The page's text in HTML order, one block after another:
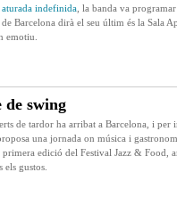
aturada indefinida , la banda va
Barcelona dirà el seu últim és la Sala
emotiu.
swing
de tardor ha arribat a Barcelona, i
una jornada on música i
edició del Festival Jazz & Food,
gustos.